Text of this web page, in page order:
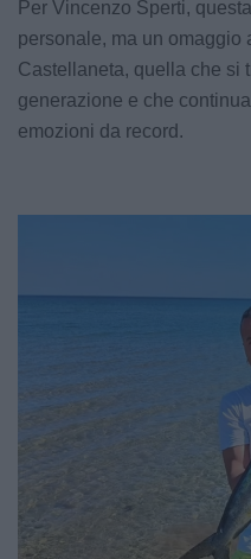
Per Vincenzo Sperti,
personale, ma un omaggio
Castellaneta, quella che si
generazione e che
emozioni da record.